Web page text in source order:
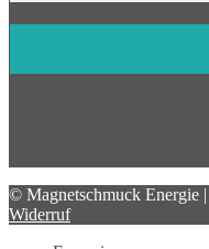
© Magnetschmuck Energie |
Widerruf